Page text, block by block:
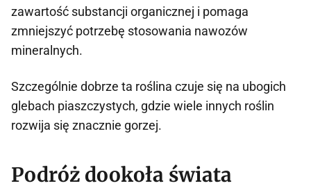
zawartość substancji organicznej i pomaga
zmniejszyć potrzebę stosowania nawozów
mineralnych.
Szczególnie dobrze ta roślina czuje się na ubogich
glebach piaszczystych, gdzie wiele innych roślin
rozwija się znacznie gorzej.
Podróż dookoła świata